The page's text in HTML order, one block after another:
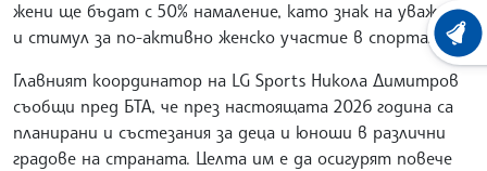
жени ще бъдат с 50% намаление, като знак на уважение
и стимул за по-активно женско участие в спорта.
Главният координатор на LG Sports Никола Димитров
съобщи пред БТА, че през настоящата 2026 година са
планирани и състезания за деца и юноши в различни
градове на страната. Целта им е да осигурят повече